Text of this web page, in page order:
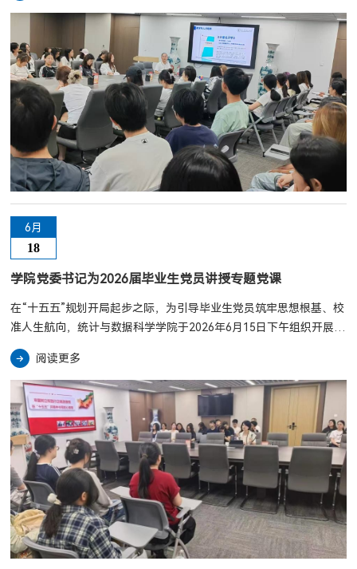
战略前瞻性。他指出，五年规划是我国国家治理的独特举措，具有全
方位、多层次的鲜明特征，科技创新在规划中被置于重要位置，深刻
影响着经济社会发展全局。他表示，读懂国家发展规划、...
6月
18
学院党委书记为2026届毕业生党员讲授专题党课
在“十五五”规划开局起步之际，为引导毕业生党员筑牢思想根基、校
准人生航向，统计与数据科学学院于2026年6月15日下午组织开展毕
业生党课。本次党课由学院党委书记董春主讲，2026届全体毕业生
党员参加学习。董春以“牢固树立和践行正确政绩观，在‘十五五’开
局中书写初心答卷”为主题，围绕“为何树”“树什么”“怎么树”三个方
面展开讲授。她首先梳理了党的历次集中教育，指出我们党始终注重
以思想教育正风肃纪，而此次正确政绩观学习教育正是在“...
阅读更多